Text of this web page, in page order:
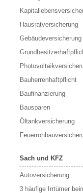
Hausratversicherung
Gebäudeversicherung
Bauherrenhaftpflicht
Baufinanzierung
Bausparen
Öltankversicherung
Sach und KFZ
Autoversicherung
3 häufige Irrtümer